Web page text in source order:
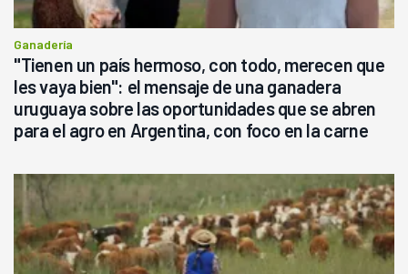
Ganadería
"Tienen un país hermoso, con todo, merecen que
les vaya bien": el mensaje de una ganadera
uruguaya sobre las oportunidades que se abren
para el agro en Argentina, con foco en la carne